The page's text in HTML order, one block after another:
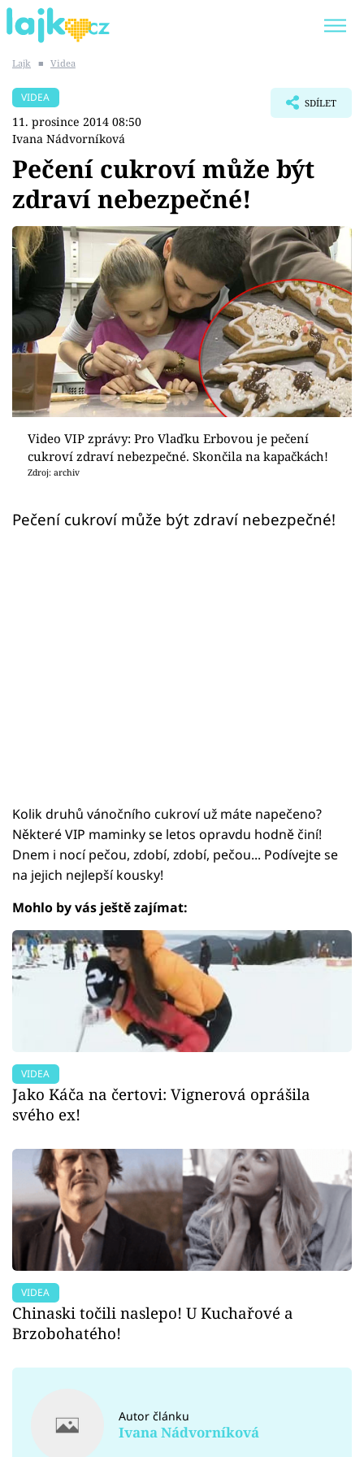
SHOPAHOLICADEL
Témata
Showbyznys
Youtubeři
Virály
Sex a vztahy
Videa
Sledujte prima+
Lajk ■ Videa
VIDEA
11. prosince 2014 08:50
Ivana Nádvorníková
SDÍLET
Pečení cukroví může být
zdraví nebezpečné!
Video VIP zprávy: Pro Vlaďku Erbovou je pečení
cukroví zdraví nebezpečné. Skončila na kapačkách!
Zdroj: archiv
Pečení cukroví může být zdraví nebezpečné!
Kolik druhů vánočního cukroví už máte napečeno?
Některé VIP maminky se letos opravdu hodně činí!
Dnem i nocí pečou, zdobí, zdobí, pečou... Podívejte se
na jejich nejlepší kousky!
Mohlo by vás ještě zajímat:
VIDEA
Jako Káča na čertovi: Vignerová oprášila
svého ex!
VIDEA
Chinaski točili naslepo! U Kuchařové a
Brzobohatého!
Autor článku
Ivana Nádvorníková